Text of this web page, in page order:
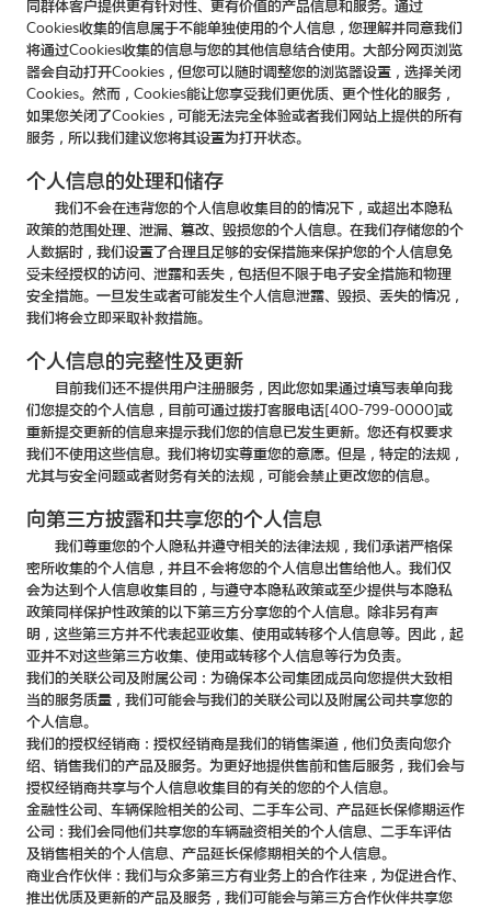
同群体客户提供更有针对性、更有价值的产品信息和服务。通过
Cookies收集的信息属于不能单独使用的个人信息，您理解并同意我们
将通过Cookies收集的信息与您的其他信息结合使用。大部分网页浏览
器会自动打开Cookies，但您可以随时调整您的浏览器设置，选择关闭
Cookies。然而，Cookies能让您享受我们更优质、更个性化的服务，
如果您关闭了Cookies，可能无法完全体验或者我们网站上提供的所有
服务，所以我们建议您将其设置为打开状态。
个人信息的处理和储存
我们不会在违背您的个人信息收集目的的情况下，或超出本隐私
政策的范围处理、泄漏、篡改、毁损您的个人信息。在我们存储您的个
人数据时，我们设置了合理且足够的安保措施来保护您的个人信息免
受未经授权的访问、泄露和丢失，包括但不限于电子安全措施和物理
安全措施。一旦发生或者可能发生个人信息泄露、毁损、丢失的情况，
我们将会立即采取补救措施。
个人信息的完整性及更新
目前我们还不提供用户注册服务，因此您如果通过填写表单向我
们您提交的个人信息，目前可通过拨打客服电话[400-799-0000]或
重新提交更新的信息来提示我们您的信息已发生更新。您还有权要求
我们不使用这些信息。我们将切实尊重您的意愿。但是，特定的法规，
尤其与安全问题或者财务有关的法规，可能会禁止更改您的信息。
向第三方披露和共享您的个人信息
我们尊重您的个人隐私并遵守相关的法律法规，我们承诺严格保
密所收集的个人信息，并且不会将您的个人信息出售给他人。我们仅
会为达到个人信息收集目的，与遵守本隐私政策或至少提供与本隐私
政策同样保护性政策的以下第三方分享您的个人信息。除非另有声
明，这些第三方并不代表起亚收集、使用或转移个人信息等。因此，起
亚并不对这些第三方收集、使用或转移个人信息等行为负责。
我们的关联公司及附属公司：为确保本公司集团成员向您提供大致相
当的服务质量，我们可能会与我们的关联公司以及附属公司共享您的
个人信息。
我们的授权经销商：授权经销商是我们的销售渠道，他们负责向您介
绍、销售我们的产品及服务。为更好地提供售前和售后服务，我们会与
授权经销商共享与个人信息收集目的有关的您的个人信息。
金融性公司、车辆保险相关的公司、二手车公司、产品延长保修期运作
公司：我们会同他们共享您的车辆融资相关的个人信息、二手车评估
及销售相关的个人信息、产品延长保修期相关的个人信息。
商业合作伙伴：我们与众多第三方有业务上的合作往来，为促进合作、
推出优质及更新的产品及服务，我们可能会与第三方合作伙伴共享您